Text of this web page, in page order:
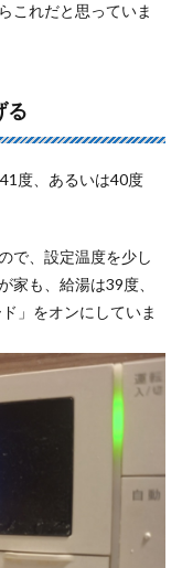
これだと思っていま
る
度、あるいは40度
で、設定温度を少し
家も、給湯は39度、
」をオンにしていま